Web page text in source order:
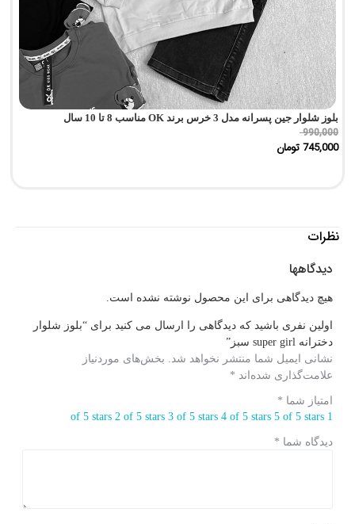
بلوز شلوار جین پسرانه مدل 3 خرس برند OK مناسب 8 تا 10 سال
990,000
745,000تومان
نظرات
دیدگاهها
هیچ دیدگاهی برای این محصول نوشته نشده است.
اولین نفری باشید که دیدگاهی را ارسال می کنید برای “بلوز شلوار
دخترانه super girl سبز”
نشانی ایمیل شما منتشر نخواهد شد. بخش‌های موردنیاز
علامت‌گذاری شده‌اند *
امتیاز شما *
1 of 5 stars
2 of 5 stars 3 of 5 stars 4 of 5 stars 5 of 5 stars
دیدگاه شما *